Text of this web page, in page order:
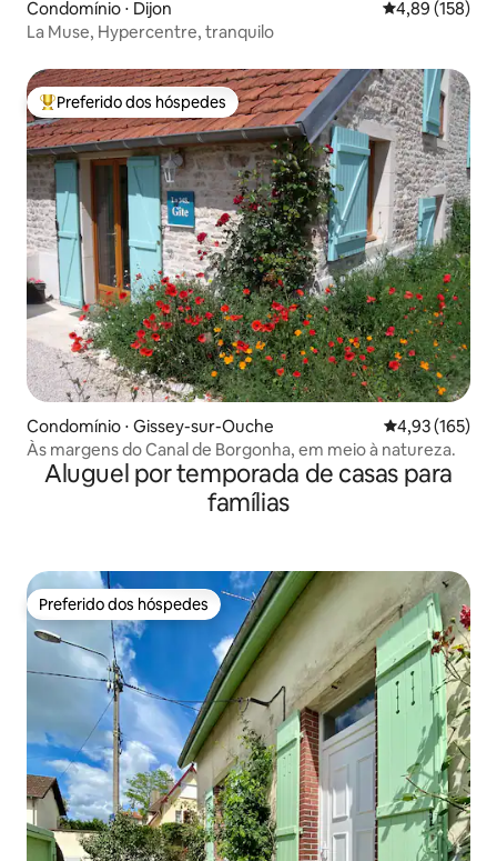
Condomínio ⋅ Dijon 4,89 de uma
4,89 (158)
La Muse, Hypercentre, tranquilo
Entre os melhores preferidos dos hóspedes
Preferido dos hóspedes
Condomínio ⋅ Gissey-sur-Ouche 4,93 de uma
4,93 (165)
Às margens do Canal de Borgonha, em meio à natureza.
Aluguel por temporada de casas para
famílias
Preferido dos hóspedes
Preferido dos hóspedes